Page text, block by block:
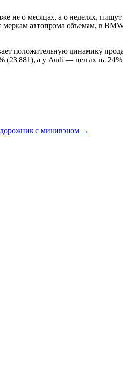
не о месяцах, а о неделях,
меркам автопрома объемам, в
положительную динамику
(23 881), а у Audi — целых на
с минивэном →